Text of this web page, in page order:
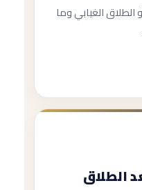
الطلاق الغيابي وما
الطلاق